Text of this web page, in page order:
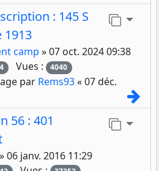
Aller
: 145 S
1913
camp »07 oct. 2024 09:38
Vues : 4040
par Rems93«07 déc.
Aller
56 : 401
»06 janv. 2016 11:29